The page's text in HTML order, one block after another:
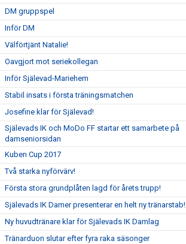
DM gruppspel
Inför DM
Välförtjänt Natalie!
Oavgjort mot seriekollegan
Inför Själevad-Mariehem
Stabil insats i första träningsmatchen
Josefine klar för Själevad!
Själevads IK och MoDo FF startar ett samarbete på
damseniorsidan
Kuben Cup 2017
Två starka nyförvärv!
Första stora grundplåten lagd för årets trupp!
Själevads IK Damer presenterar en helt ny tränarstab!
Ny huvudtränare klar för Själevads IK Damlag
Tränarduon slutar efter fyra raka säsonger